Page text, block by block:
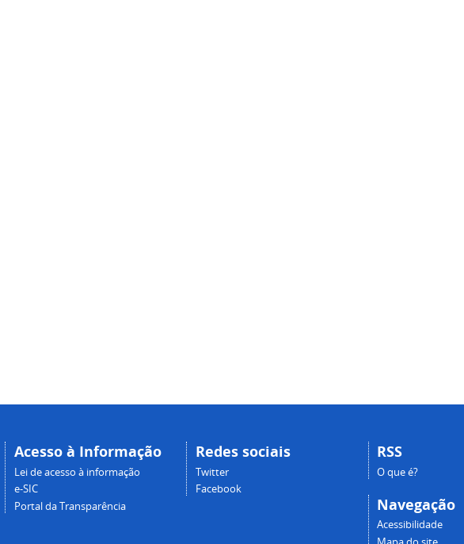
Acesso à Informação
Lei de acesso à informação
e-SIC
Portal da Transparência
Redes sociais
Twitter
Facebook
RSS
O que é?
Navegação
Acessibilidade